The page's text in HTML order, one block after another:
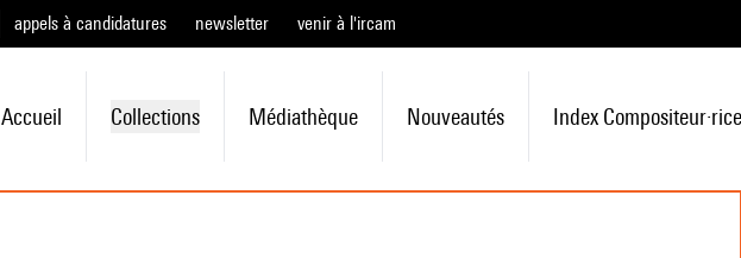
appels à candidatures newsletter venir à l'ircam
Accueil Collections Médiathèque Nouveautés Index Compositeur·rice